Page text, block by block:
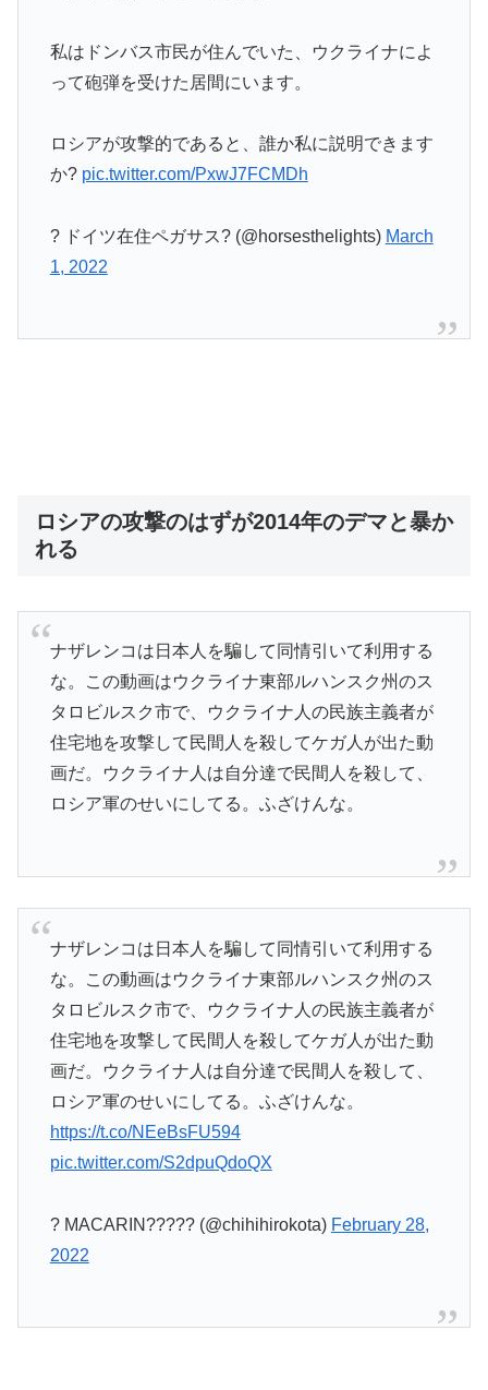
私はドンバス市民が住んでいた、ウクライナによ
って砲弾を受けた居間にいます。
ロシアが攻撃的であると、誰か私に説明できます
か? pic.twitter.com/PxwJ7FCMDh
? ドイツ在住ペガサス? (@horsesthelights) March
1, 2022
ロシアの攻撃のはずが2014年のデマと暴か
れる
ナザレンコは日本人を騙して同情引いて利用する
な。この動画はウクライナ東部ルハンスク州のス
タロビルスク市で、ウクライナ人の民族主義者が
住宅地を攻撃して民間人を殺してケガ人が出た動
画だ。ウクライナ人は自分達で民間人を殺して、
ロシア軍のせいにしてる。ふざけんな。
ナザレンコは日本人を騙して同情引いて利用する
な。この動画はウクライナ東部ルハンスク州のス
タロビルスク市で、ウクライナ人の民族主義者が
住宅地を攻撃して民間人を殺してケガ人が出た動
画だ。ウクライナ人は自分達で民間人を殺して、
ロシア軍のせいにしてる。ふざけんな。
https://t.co/NEeBsFU594
pic.twitter.com/S2dpuQdoQX
? MACARIN????? (@chihihirokota) February 28,
2022